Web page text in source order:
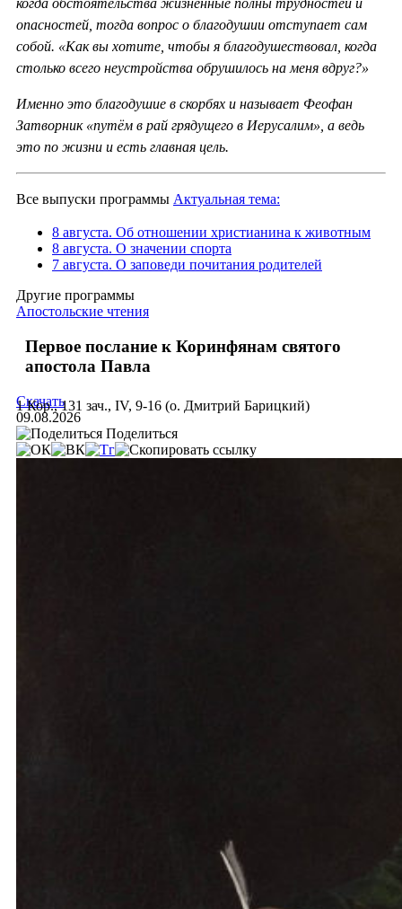
когда обстоятельства жизненные полны трудностей и
опасностей, тогда вопрос о благодушии отступает сам
собой. «Как вы хотите, чтобы я благодушествовал, когда
столько всего неустройства обрушилось на меня вдруг?»
Именно это благодушие в скорбях и называет Феофан
Затворник «путём в рай грядущего в Иерусалим», а ведь
это по жизни и есть главная цель.
Все выпуски программы Актуальная тема:
8 августа. Об отношении христианина к животным
8 августа. О значении спорта
7 августа. О заповеди почитания родителей
Другие программы
Апостольские чтения
Первое послание к Коринфянам святого
апостола Павла
1 Кор., 131 зач., IV, 9-16 (о. Дмитрий Барицкий)
Скачать
09.08.2026
Поделиться